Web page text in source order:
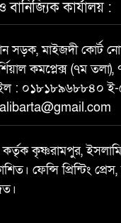
বানিজ্যিক কার্যালয় :
সড়ক, মাইজদী কোর্ট
কমপ্লেক্স (৭ম
: ০১৮১৮৯৬৮৮৪০ ই-
কৃষ্ণরামপুর,
ফেন্সি প্রিন্টিং